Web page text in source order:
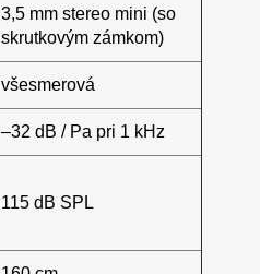
3,5 mm stereo mini (so
skrutkovým zámkom)
všesmerová
–32 dB / Pa pri 1 kHz
115 dB SPL